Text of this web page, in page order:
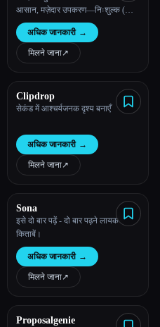
आसान, मज़ेदार उपकरण—निःशुल्क (और
ओपन-सोर्स)।
अधिक जानकारी →
मिलने जाना↗︎
Clipdrop
सेकंड में आश्चर्यजनक दृश्य बनाएँ
अधिक जानकारी →
मिलने जाना↗︎
Sona
इसे दो बार पढ़ें - दो बार पढ़ने लायक
किताबें।
अधिक जानकारी →
मिलने जाना↗︎
Proposalgenie